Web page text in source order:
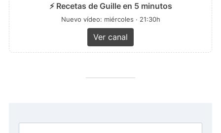
⚡ Recetas de Guille en 5 minutos
Nuevo vídeo: miércoles · 21:30h
Ver canal